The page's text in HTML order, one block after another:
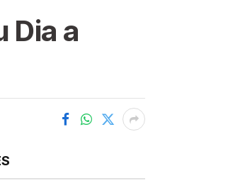
Dia a